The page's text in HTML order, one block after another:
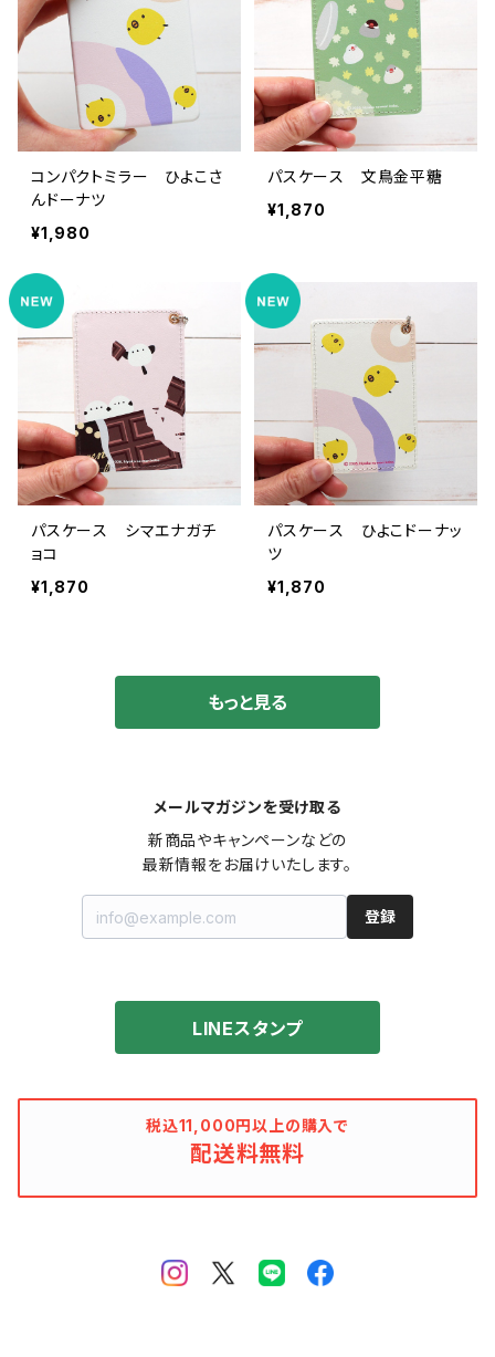
コンパクトミラー ひよこさ
んドーナツ
¥1,980
パスケース 文鳥金平糖
¥1,870
パスケース シマエナガチ
ョコ
¥1,870
パスケース ひよこドーナッ
ツ
¥1,870
もっと見る
メールマガジンを受け取る
新商品やキャンペーンなどの
最新情報をお届けいたします。
登録
LINEスタンプ
税込11,000円以上の購入で
配送料無料